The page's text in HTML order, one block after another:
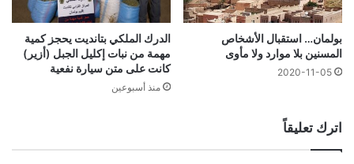
بولمان… استقبال الأشخاص
المسنين بلا موارد ولا مأوى
2020-11-05
الدرك الملكي بتانديت يحجز كمية
مهمة من نبات إكليل الجبل (أزير)
كانت على متن سيارة نفعية
منذ أسبوعين
اترك تعليقاً